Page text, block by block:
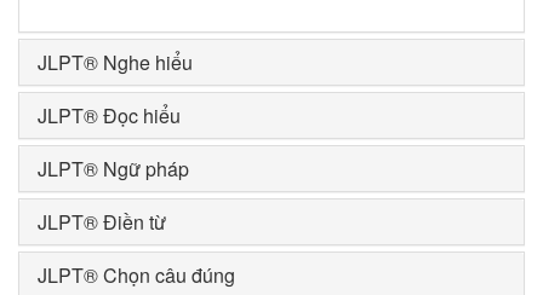
JLPT® Nghe hiểu
JLPT® Đọc hiểu
JLPT® Ngữ pháp
JLPT® Điền từ
JLPT® Chọn câu đúng